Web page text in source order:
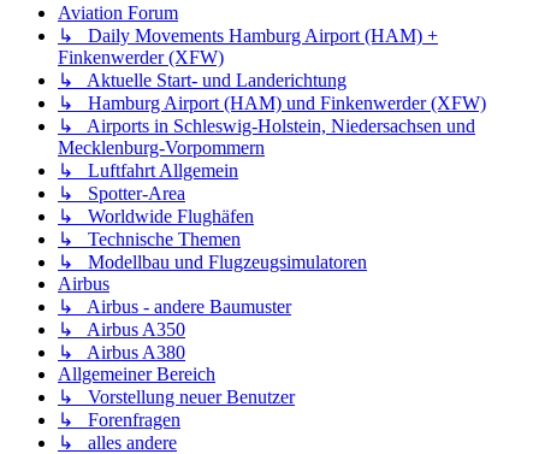
Aviation Forum
↳ Daily Movements Hamburg Airport (HAM) +
Finkenwerder (XFW)
↳ Aktuelle Start- und Landerichtung
↳ Hamburg Airport (HAM) und Finkenwerder (XFW)
↳ Airports in Schleswig-Holstein, Niedersachsen und
Mecklenburg-Vorpommern
↳ Luftfahrt Allgemein
↳ Spotter-Area
↳ Worldwide Flughäfen
↳ Technische Themen
↳ Modellbau und Flugzeugsimulatoren
Airbus
↳ Airbus - andere Baumuster
↳ Airbus A350
↳ Airbus A380
Allgemeiner Bereich
↳ Vorstellung neuer Benutzer
↳ Forenfragen
↳ alles andere